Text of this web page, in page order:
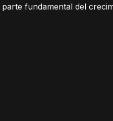
fundamental del